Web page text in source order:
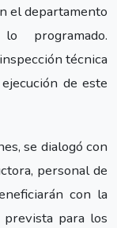
el departamento
programado.
técnica
de este
se dialogó con
personal de
con la
para los